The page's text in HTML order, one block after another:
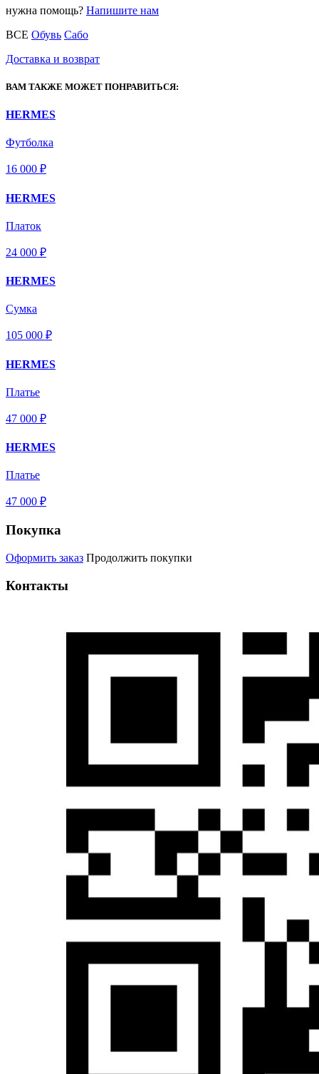
нужна помощь? Напишите нам
ВСЕ Обувь Сабо
Доставка и возврат
ВАМ ТАКЖЕ МОЖЕТ ПОНРАВИТЬСЯ:
HERMES
Футболка
16 000 ₽
HERMES
Платок
24 000 ₽
HERMES
Сумка
105 000 ₽
HERMES
Платье
47 000 ₽
HERMES
Платье
47 000 ₽
Покупка
Оформить заказ Продолжить покупки
Контакты